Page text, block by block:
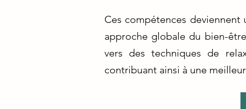
Ces compétences
approche globale du bien-
vers des techniques de
contribuant ainsi à une